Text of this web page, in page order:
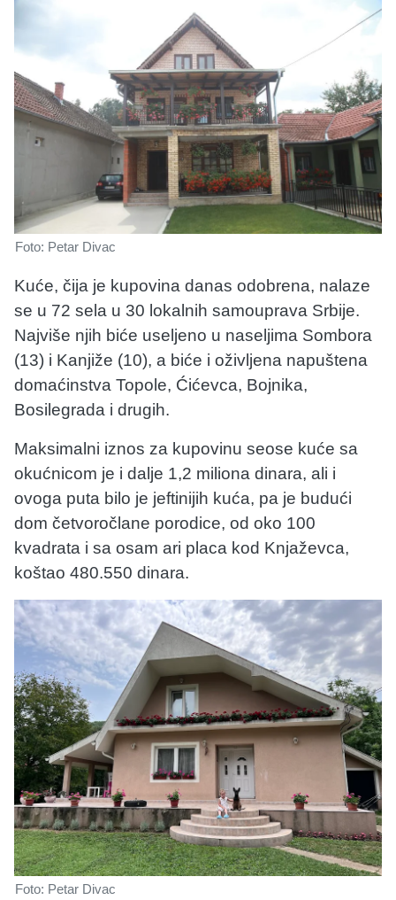
Foto: Petar Divac
Kuće, čija je kupovina danas odobrena, nalaze
se u 72 sela u 30 lokalnih samouprava Srbije.
Najviše njih biće useljeno u naseljima Sombora
(13) i Kanjiže (10), a biće i oživljena napuštena
domaćinstva Topole, Ćićevca, Bojnika,
Bosilegrada i drugih.
Maksimalni iznos za kupovinu seose kuće sa
okućnicom je i dalje 1,2 miliona dinara, ali i
ovoga puta bilo je jeftinijih kuća, pa je budući
dom četvoročlane porodice, od oko 100
kvadrata i sa osam ari placa kod Knjaževca,
koštao 480.550 dinara.
Foto: Petar Divac